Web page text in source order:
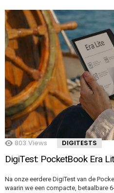
803 Views DIGITESTS
DigiTest: PocketBook Era
Na onze eerdere DigiTest van de
waarin we een compacte, betaalbare